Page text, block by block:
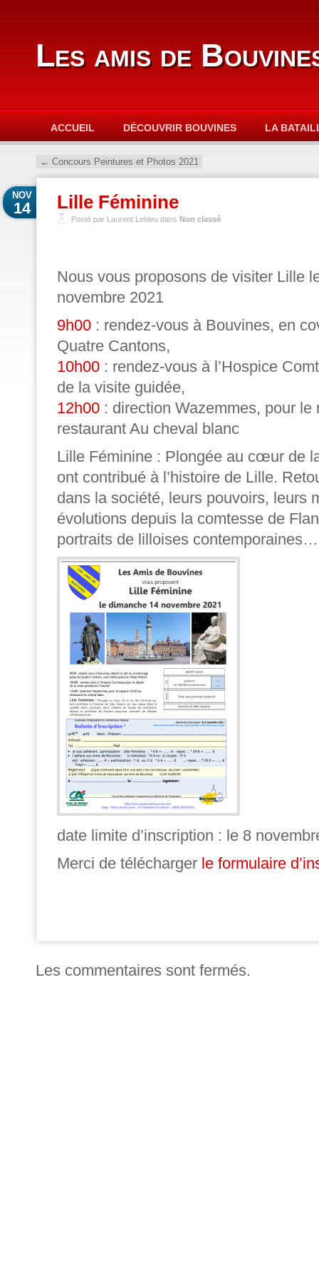
Les amis de
ACCUEIL DÉCOUVRIR BOUVINES LA
← Concours Peintures et Photos 2021
Lille Féminine
NOV
14
Posté par Laurent Lebleu dans Non classé
Nous vous proposons de visiter Lille
novembre 2021
9h00 : rendez-vous à Bouvines, en
Quatre Cantons,
10h00 : rendez-vous à l’Hospice
de la visite guidée,
12h00 : direction Wazemmes, pour le
restaurant Au cheval blanc
Lille Féminine : Plongée au cœur de
ont contribué à l’histoire de Lille.
dans la société, leurs pouvoirs, leurs
évolutions depuis la comtesse de
portraits de lilloises contemporaines…
date limite d’inscription : le 8
Merci de télécharger le formulaire
Les commentaires sont fermés.